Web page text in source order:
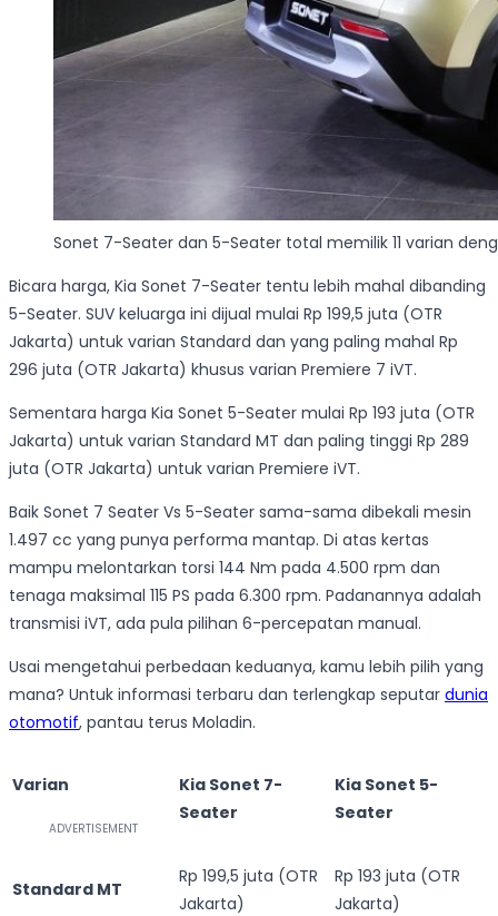
Sonet 7-Seater dan 5-Seater total memilik 11 varian
Bicara harga, Kia Sonet 7-Seater tentu lebih mahal dibanding
5-Seater. SUV keluarga ini dijual mulai Rp 199,5 juta (OTR
Jakarta) untuk varian Standard dan yang paling mahal Rp
296 juta (OTR Jakarta) khusus varian Premiere 7 iVT.
Sementara harga Kia Sonet 5-Seater mulai Rp 193 juta (OTR
Jakarta) untuk varian Standard MT dan paling tinggi Rp 289
juta (OTR Jakarta) untuk varian Premiere iVT.
Baik Sonet 7 Seater Vs 5-Seater sama-sama dibekali mesin
1.497 cc yang punya performa mantap. Di atas kertas
mampu melontarkan torsi 144 Nm pada 4.500 rpm dan
tenaga maksimal 115 PS pada 6.300 rpm. Padanannya adalah
transmisi iVT, ada pula pilihan 6-percepatan manual.
Usai mengetahui perbedaan keduanya, kamu lebih pilih yang
mana? Untuk informasi terbaru dan terlengkap seputar dunia
otomotif, pantau terus Moladin.
Varian
Kia Sonet 7-
Seater
Kia Sonet 5-
Seater
Standard MT
Rp 199,5 juta (OTR
Jakarta)
Rp 193 juta (OTR
Jakarta)